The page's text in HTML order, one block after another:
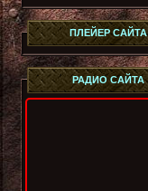
ПЛЕЙЕР САЙТА
РАДИО САЙТА